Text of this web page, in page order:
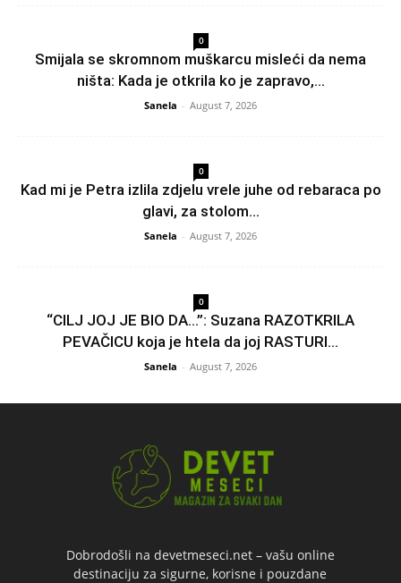
0
Smijala se skromnom muškarcu misleći da nema
ništa: Kada je otkrila ko je zapravo,...
Sanela - August 7, 2026
0
Kad mi je Petra izlila zdjelu vrele juhe od rebaraca po
glavi, za stolom...
Sanela - August 7, 2026
0
“CILJ JOJ JE BIO DA…”: Suzana RAZOTKRILA
PEVAČICU koja je htela da joj RASTURI...
Sanela - August 7, 2026
Dobrodošli na devetmeseci.net – vašu online
destinaciju za sigurne, korisne i pouzdane